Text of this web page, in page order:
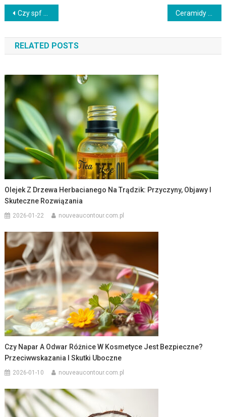
Nawigacja
wpisu
Czy spf co to jest jest bezpieczne? Przeciwwskazania i skutki uboczne
RELATED POSTS
Olejek Z Drzewa Herbacianego Na Trądzik: Przyczyny, Objawy I
Skuteczne Rozwiązania
2026-01-22 nouveaucontour.com.pl
Czy Napar A Odwar Różnice W Kosmetyce Jest Bezpieczne?
Przeciwwskazania I Skutki Uboczne
2026-01-10 nouveaucontour.com.pl